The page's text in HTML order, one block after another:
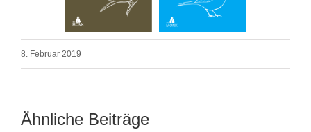
8. Februar 2019
Ähnliche Beiträge